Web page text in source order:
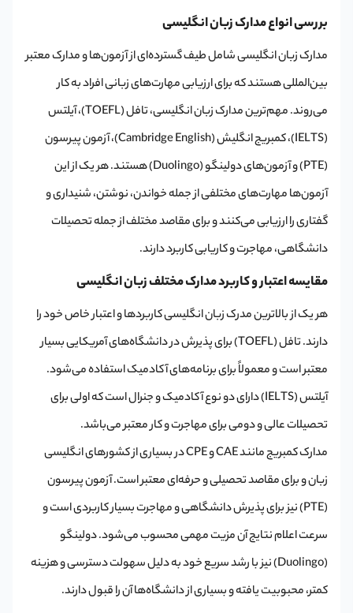
بررسی انواع مدارک زبان انگلیسی
مدارک زبان انگلیسی شامل طیف گسترده‌ای از آزمون‌ها و مدارک معتبر
بین‌المللی هستند که برای ارزیابی مهارت‌های زبانی افراد به کار
می‌روند. مهم‌ترین مدارک زبان انگلیسی، تافل (TOEFL)، آیلتس
(IELTS)، کمبریج انگلیش (Cambridge English)، آزمون پیرسون
(PTE) و آزمون‌های دولینگو (Duolingo) هستند. هر یک از این
آزمون‌ها مهارت‌های مختلفی از جمله خواندن، نوشتن، شنیداری و
گفتاری را ارزیابی می‌کنند و برای مقاصد مختلف از جمله تحصیلات
دانشگاهی، مهاجرت و کاریابی کاربرد دارند.
مقایسه اعتبار و کاربرد مدارک مختلف زبان انگلیسی
هر یک از بالاترین مدرک زبان انگلیسی کاربردها و اعتبار خاص خود را
دارند. تافل (TOEFL) برای پذیرش در دانشگاه‌های آمریکایی بسیار
معتبر است و معمولاً برای برنامه‌های آکادمیک استفاده می‌شود.
آیلتس (IELTS) دارای دو نوع آکادمیک و جنرال است که اولی برای
تحصیلات عالی و دومی برای مهاجرت و کار معتبر می‌باشد.
مدارک کمبریج مانند CAE و CPE در بسیاری از کشورهای انگلیسی
‌زبان و برای مقاصد تحصیلی و حرفه‌ای معتبر است. آزمون پیرسون
(PTE) نیز برای پذیرش دانشگاهی و مهاجرت بسیار کاربردی است و
سرعت اعلام نتایج آن مزیت مهمی محسوب می‌شود. دولینگو
(Duolingo) نیز با رشد سریع خود به دلیل سهولت دسترسی و هزینه
کمتر، محبوبیت یافته و بسیاری از دانشگاه‌ها آن را قبول دارند.